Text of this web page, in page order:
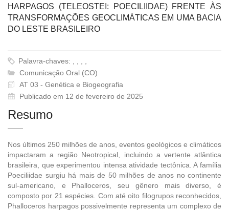
HARPAGOS (TELEOSTEI: POECILIIDAE) FRENTE ÀS
TRANSFORMAÇÕES GEOCLIMÁTICAS EM UMA BACIA
DO LESTE BRASILEIRO
Palavra-chaves: , , , ,
Comunicação Oral (CO)
AT 03 - Genética e Biogeografia
Publicado em 12 de fevereiro de 2025
Resumo
Nos últimos 250 milhões de anos, eventos geológicos e climáticos
impactaram a região Neotropical, incluindo a vertente atlântica
brasileira, que experimentou intensa atividade tectônica. A família
Poeciliidae surgiu há mais de 50 milhões de anos no continente
sul-americano, e Phalloceros, seu gênero mais diverso, é
composto por 21 espécies. Com até oito filogrupos reconhecidos,
Phalloceros harpagos possivelmente representa um complexo de